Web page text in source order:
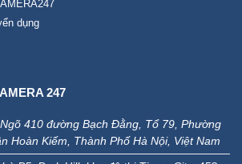
Ngõ 410 đường Bạch Đằng, Tổ 79, Phường
P5, Park Hill, khu đô thị Times City, 458
Tuy, quận Hai Bà Trưng, Hà Nội